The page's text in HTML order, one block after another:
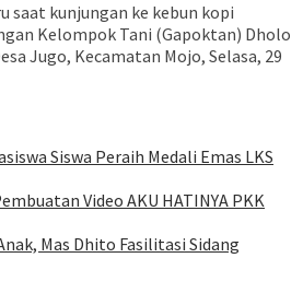
saat kunjungan ke kebun kopi
Kelompok Tani (Gapoktan) Dholo
Jugo, Kecamatan Mojo, Selasa, 29
Siswa Peraih Medali Emas LKS
Video AKU HATINYA PKK
Mas Dhito Fasilitasi Sidang